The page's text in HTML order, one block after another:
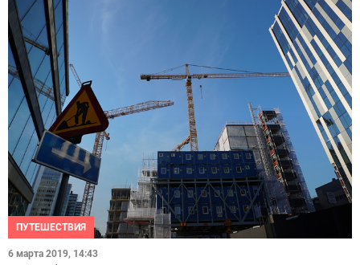
ПУТЕШЕСТВИЯ
6 марта 2019, 14:43